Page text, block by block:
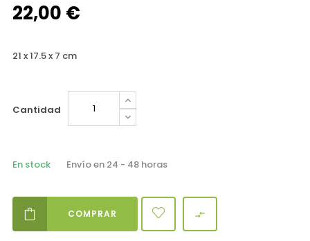
22,00 €
21 x 17.5 x 7 cm
Cantidad
En stock Envío en 24 - 48 horas
COMPRAR 